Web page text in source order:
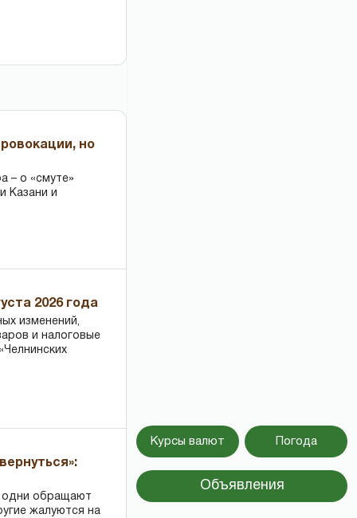
но
– о «смуте»
Казани и
2026 года
изменений,
и налоговые
одни обращают
жалуются на
Курсы валют Погода
Объявления